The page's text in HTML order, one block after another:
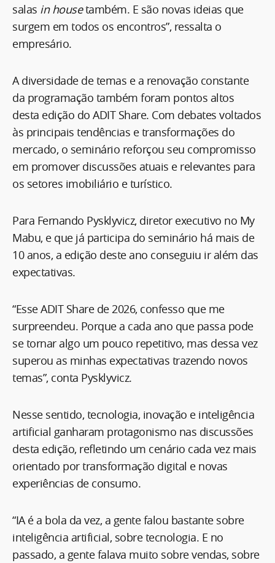
salas in housetambém. E são novas ideias que
surgem em todos os encontros”, ressalta o
empresário.
A diversidade de temas e a renovação constante
da programação também foram pontos altos
desta edição do ADIT Share. Com debates voltados
às principais tendências e transformações do
mercado, o seminário reforçou seu compromisso
em promover discussões atuais e relevantes para
os setores imobiliário e turístico.
Para Fernando Pysklyvicz, diretor executivo no My
Mabu, e que já participa do seminário há mais de
10 anos, a edição deste ano conseguiu ir além das
expectativas.
“Esse ADIT Share de 2026, confesso que me
surpreendeu. Porque a cada ano que passa pode
se tornar algo um pouco repetitivo, mas dessa vez
superou as minhas expectativas trazendo novos
temas”, conta Pysklyvicz.
Nesse sentido, tecnologia, inovação e inteligência
artificial ganharam protagonismo nas discussões
desta edição, refletindo um cenário cada vez mais
orientado por transformação digital e novas
experiências de consumo.
“IA é a bola da vez, a gente falou bastante sobre
inteligência artificial, sobre tecnologia. E no
passado, a gente falava muito sobre vendas, sobre